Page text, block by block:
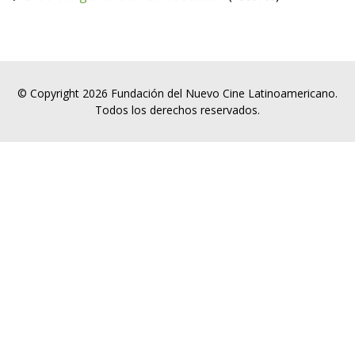
© Copyright 2026 Fundación del Nuevo Cine Latinoamericano.
Todos los derechos reservados.